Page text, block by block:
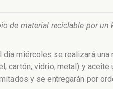
de material reciclable por
miércoles se realizará
cartón, vidrio, metal) y
y se entregarán por